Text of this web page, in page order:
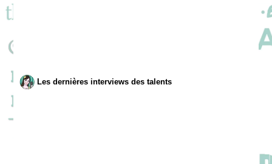
Les dernières interviews des talents